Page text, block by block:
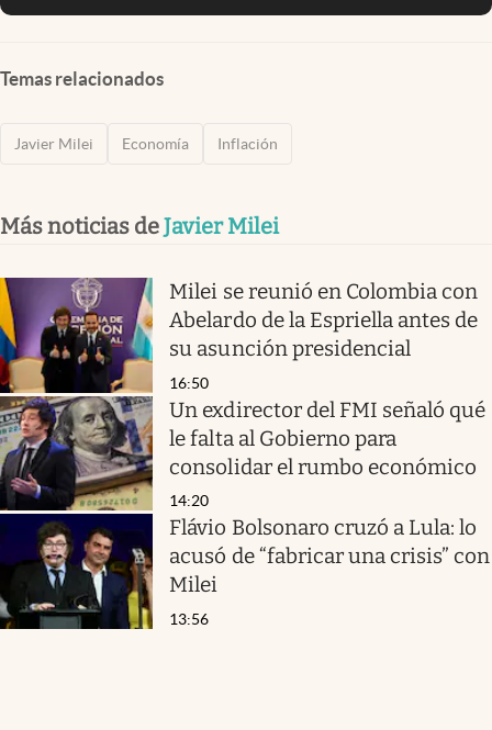
Temas relacionados
Javier Milei Economía Inflación
Más noticias deJavier Milei
Milei se reunió en Colombia con
Abelardo de la Espriella antes de
su asunción presidencial
16:50
Un exdirector del FMI señaló qué
le falta al Gobierno para
consolidar el rumbo económico
14:20
Flávio Bolsonaro cruzó a Lula: lo
acusó de “fabricar una crisis” con
Milei
13:56